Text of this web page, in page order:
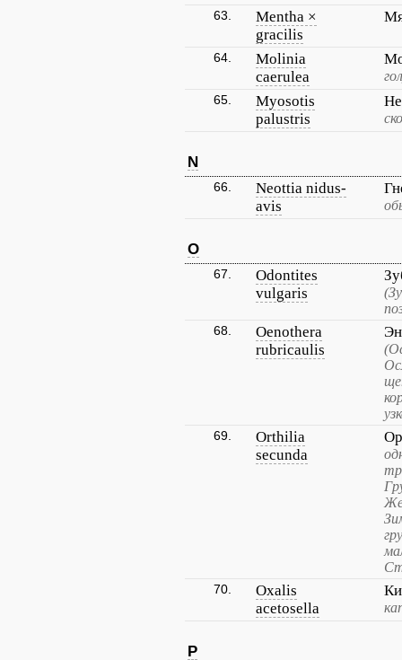
63.
Mentha ×
gracilis
64.
Molinia
caerulea
65.
Myosotis
palustris
N
66.
Neottia nidus-
avis
O
67.
Odontites
vulgaris
68.
Oenothera
rubricaulis
69.
Orthilia
secunda
70.
Oxalis
acetosella
P